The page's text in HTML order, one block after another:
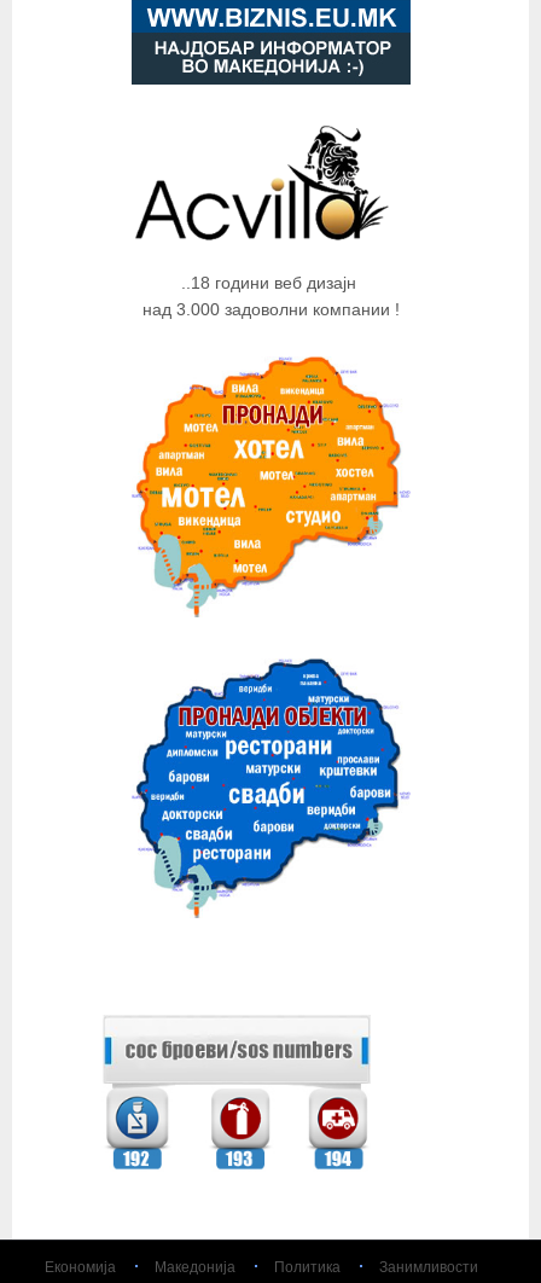
..18 години веб дизајн
над 3.000 задоволни компании !
Економија Македонија Политика Занимливости